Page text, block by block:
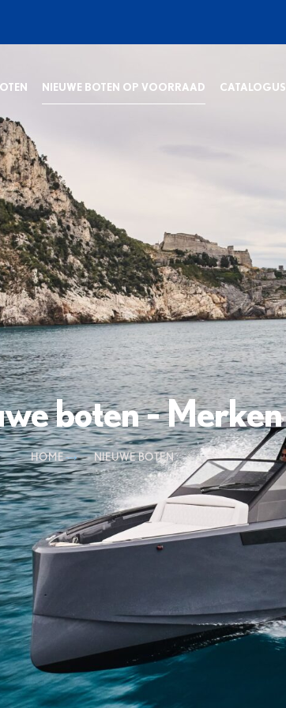
NIEUWE BOTEN OP VOORRAAD CATALOGUS
boten - Merken
HOME NIEUWE BOTEN